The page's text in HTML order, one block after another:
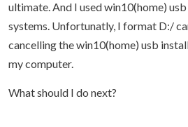
ultimate. And I used win10(home)
systems. Unfortunatly, I format D:/
cancelling the win10(home) usb
my computer.
What should I do next?